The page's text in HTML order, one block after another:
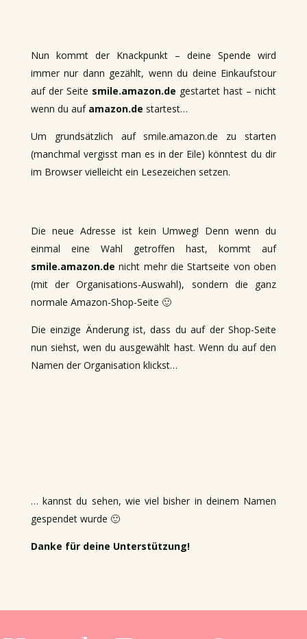
Nun kommt der Knackpunkt – deine Spende wird
immer nur dann gezählt, wenn du deine Einkaufstour
auf der Seite smile.amazon.de gestartet hast – nicht
wenn du auf amazon.de startest…
Um grundsätzlich auf smile.amazon.de zu starten
(manchmal vergisst man es in der Eile) könntest du dir
im Browser vielleicht ein Lesezeichen setzen.
Die neue Adresse ist kein Umweg! Denn wenn du
einmal eine Wahl getroffen hast, kommt auf
smile.amazon.de nicht mehr die Startseite von oben
(mit der Organisations-Auswahl), sondern die ganz
normale Amazon-Shop-Seite 🙂
Die einzige Änderung ist, dass du auf der Shop-Seite
nun siehst, wen du ausgewählt hast. Wenn du auf den
Namen der Organisation klickst…
… kannst du sehen, wie viel bisher in deinem Namen
gespendet wurde 🙂
Danke für deine Unterstützung!